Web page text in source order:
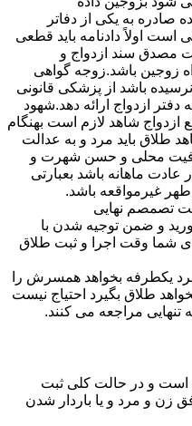
صادره به یکی از دفاتر
است اولاً دادنامه باید قطعی
مصدق سند ازدواج و
زوجین باشد.زوجه گواهی
باشد از پزشکی قانونی
ازدواج ارائه دهد.شهود
ازدواج شاهد لازم است بهنگام
طلاق باید مرد و به عدالت
محلی و حسن شهرت و
عادت ماهانه باشد بعبارتی
غیرمواقعه باشد.
تصمصم نهایی
و ضمن توجیه شدن با
شما وقت اجرا و ثبت طلاق
یکطرفه بخواهد همسرش را
طلاق بگیرد احتیاج نیست
مراجعه می کنند.
است و در حالت کلی ثبت
زن و مرد و یا باردار شدن